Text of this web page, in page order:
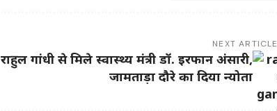
NEXT ARTICLE
राहुल गांधी से मिले स्वास्थ्य मंत्री डॉ. इरफान अंसारी,
जामताड़ा दौरे का दिया न्योता